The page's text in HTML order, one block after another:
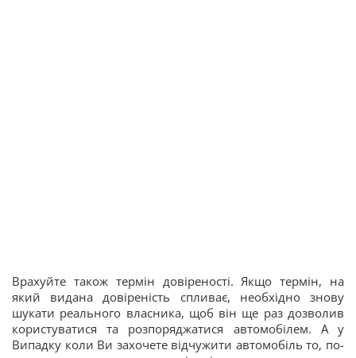
Врахуйте також термін довіреності. Якщо термін, на
який видана довіреність спливає, необхідно знову
шукати реального власника, щоб він ще раз дозволив
користуватися та розпоряджатися автомобілем. А у
Випадку коли Ви захочете відчужити автомобіль то, по-